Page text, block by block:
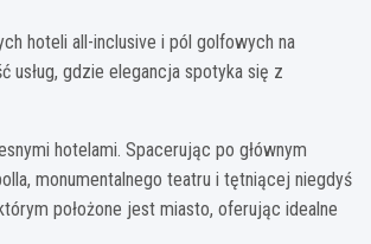
hoteli all-inclusive i pól golfowych na
gdzie elegancja spotyka się z
hotelami. Spacerując po głównym
monumentalnego teatru i tętniącej niegdyś
położone jest miasto, oferując idealne